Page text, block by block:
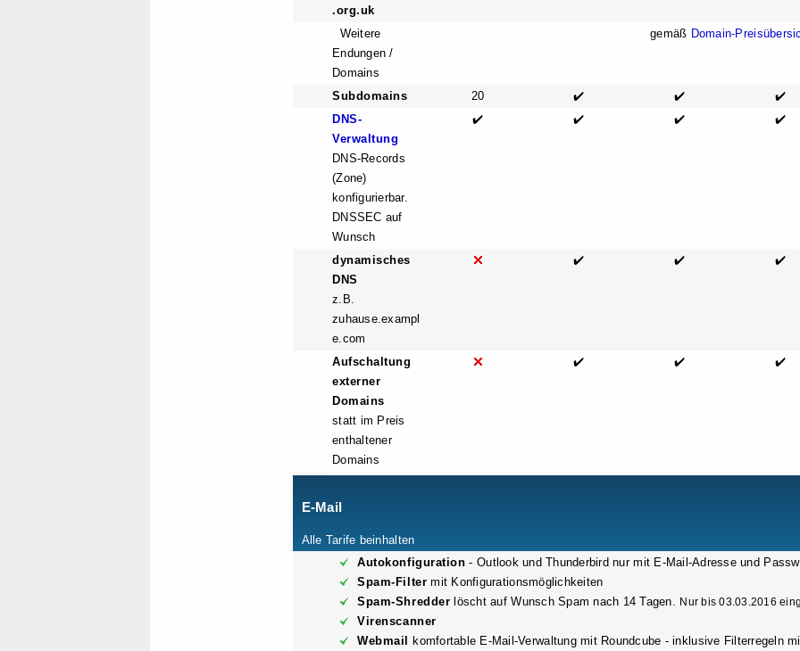
.org.uk
Weitere
Endungen /
Domains
gemäß Domain-
Subdomains 20 ✔️ ✔️ ✔️
DNS-
Verwaltung
DNS-Records
(Zone)
konfigurierbar.
DNSSEC auf
Wunsch
✔️ ✔️ ✔️ ✔️
dynamisches
DNS
z.B.
zuhause.exampl
e.com
✔️ ✔️ ✔️
Aufschaltung
externer
Domains
statt im Preis
enthaltener
Domains
✔️ ✔️ ✔️
E-Mail
Alle Tarife beinhalten
Autokonfiguration - Outlook und Thunderbird nur mit E-Mail-Adresse und
Spam-Filter mit Konfigurationsmöglichkeiten
Spam-Shredder löscht auf Wunsch Spam nach 14 Tagen. Nur bis 03.03.2016
Virenscanner
Webmail
komfortable E-Mail-Verwaltung mit Roundcube - inklusive Filterregeln